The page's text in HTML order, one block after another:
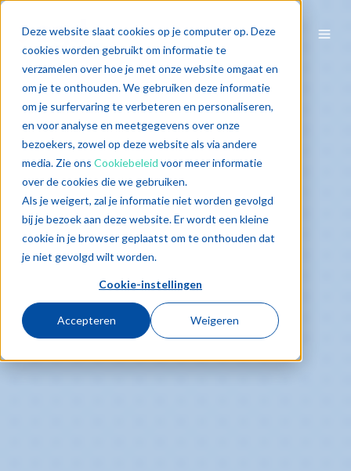
Deze website slaat cookies op je computer op. Deze
cookies worden gebruikt om informatie te
verzamelen over hoe je met onze website omgaat en
om je te onthouden. We gebruiken deze informatie
om je surfervaring te verbeteren en personaliseren,
en voor analyse en meetgegevens over onze
bezoekers, zowel op deze website als via andere
media. Zie ons Cookiebeleid voor meer informatie
over de cookies die we gebruiken.
Als je weigert, zal je informatie niet worden gevolgd
bij je bezoek aan deze website. Er wordt een kleine
cookie in je browser geplaatst om te onthouden dat
je niet gevolgd wilt worden.
Cookie-instellingen
Accepteren Weigeren